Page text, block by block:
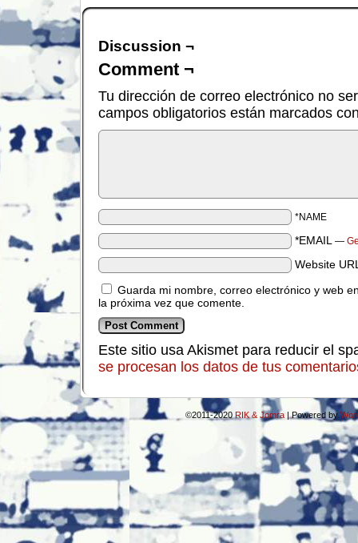
Discussion ¬
Comment ¬
Tu dirección de correo electrónico no
campos obligatorios están marcados
*NAME
*EMAIL —
Website
Guarda mi nombre, correo electrónico y web
la próxima vez que comente.
Este sitio usa Akismet para reducir el
se procesan los datos de tus
©2011-2020RIK & Jomra |Powered by